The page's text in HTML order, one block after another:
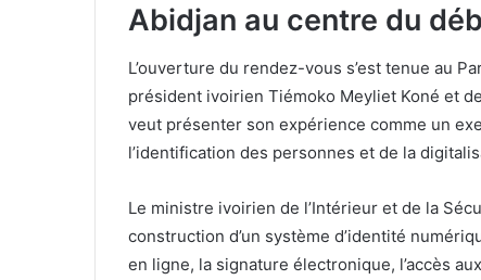
Abidjan au centre du
L’ouverture du rendez-vous s’est tenue au
président ivoirien Tiémoko Meyliet Koné et
veut présenter son expérience comme un
l’identification des personnes et de la
Le ministre ivoirien de l’Intérieur et de la
construction d’un système d’identité
en ligne, la signature électronique, l’accès